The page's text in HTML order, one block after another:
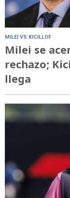
MILEI VS KICILLOF
Milei se
rechazo;
llega